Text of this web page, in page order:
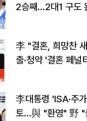
2승째…2대1 구도
李 "결혼, 희망찬
출·청약 '결혼 페널
李대통령 'ISA·주
토…與 "환영" 野 "